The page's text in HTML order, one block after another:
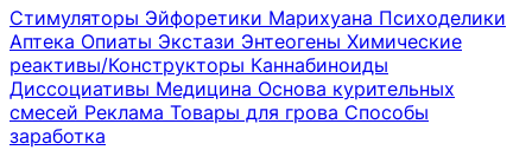
Стимуляторы Эйфоретики Марихуана Психоделики
Аптека Опиаты Экстази Энтеогены Химические
реактивы/Конструкторы Каннабиноиды
Диссоциативы Медицина Основа курительных
смесей Реклама Товары для грова Способы
заработка